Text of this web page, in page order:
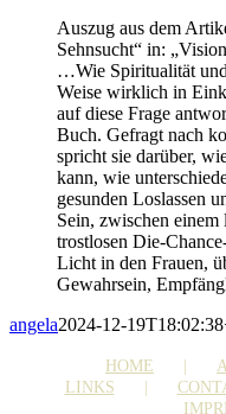
Auszug aus dem
Sehnsucht“ in:
…Wie Spiritualität
Weise wirklich in
auf diese Frage
Buch. Gefragt nach
spricht sie darüber,
kann, wie
gesunden Loslassen
Sein, zwischen
trostlosen Die-
Licht in den Frauen,
Gewahrsein,
angela2024-12-
HOME
LINKS